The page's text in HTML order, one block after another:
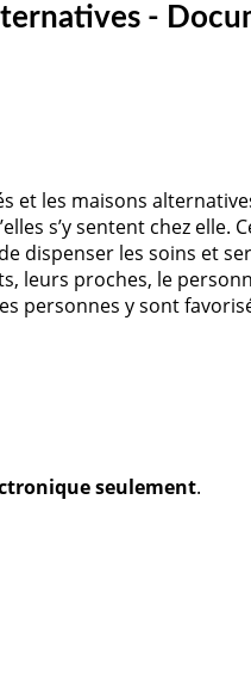
-
et les maisons
s’y sentent chez
dispenser les soins et
leurs proches, le
personnes y sont
seulement.